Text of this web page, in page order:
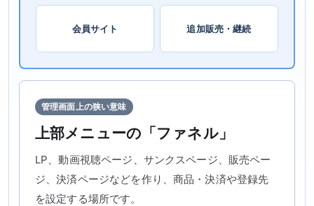
会員サイト 追加販売・継続
管理画面上の狭い意味
上部メニューの「ファネル」
LP、動画視聴ページ、サンクスページ、販売ペー
ジ、決済ページなどを作り、商品・決済や登録先
を設定する場所です。